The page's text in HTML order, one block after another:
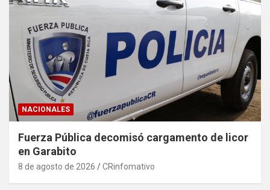
NACIONALES
Fuerza Pública decomisó cargamento de licor
en Garabito
8 de agosto de 2026 CRinfomativo